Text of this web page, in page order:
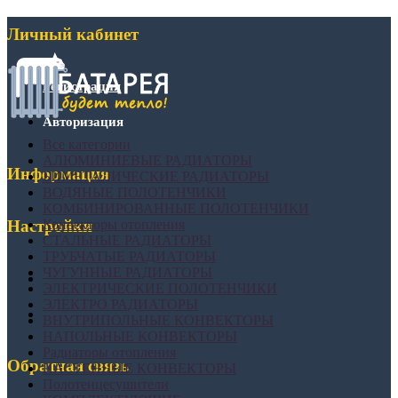
Личный кабинет
Регистрация
Авторизация
Информация
Настройки
Обратная связь
БИМЕТАЛИЧЕСКИЕ РАДИАТОРЫ
Конвекторы отопления
СТАЛЬНЫЕ РАДИАТОРЫ
НАСТЕННЫЕ КОНВЕКТОРЫ